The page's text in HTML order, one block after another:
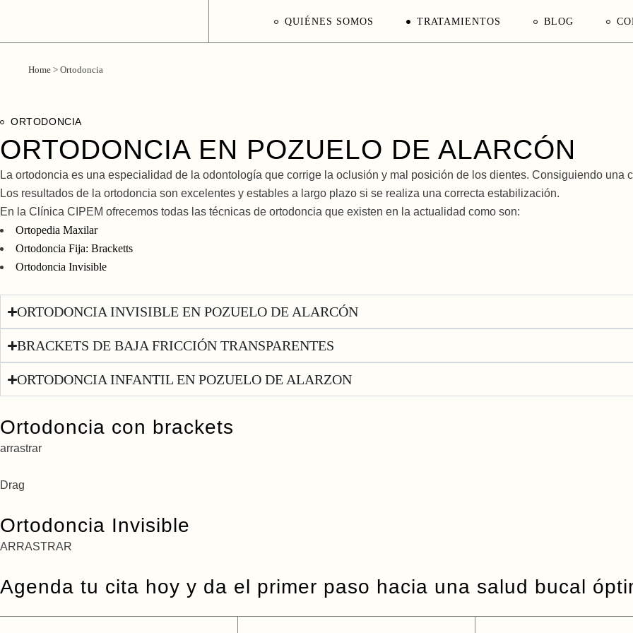
QUIÉNES SOMOS TRATAMIENTOS BLOG
Home > Ortodoncia
ORTODONCIA
ORTODONCIA EN POZUELO DE ALARCÓN
La ortodoncia es una especialidad de la odontología que corrige la oclusión y mal posición de los dientes. Consiguiendo una
Los resultados de la ortodoncia son excelentes y estables a largo plazo si se realiza una correcta estabilización.
En la Clínica CIPEM ofrecemos todas las técnicas de ortodoncia que existen en la actualidad como son:
Ortopedia Maxilar
Ortodoncia Fija: Bracketts
Ortodoncia Invisible
ORTODONCIA INVISIBLE EN POZUELO DE ALARCÓN
BRACKETS DE BAJA FRICCIÓN TRANSPARENTES
ORTODONCIA INFANTIL EN POZUELO DE ALARZON
Ortodoncia con brackets
arrastrar
Drag
Ortodoncia Invisible
ARRASTRAR
Agenda tu cita hoy y da el primer paso hacia una salud bucal